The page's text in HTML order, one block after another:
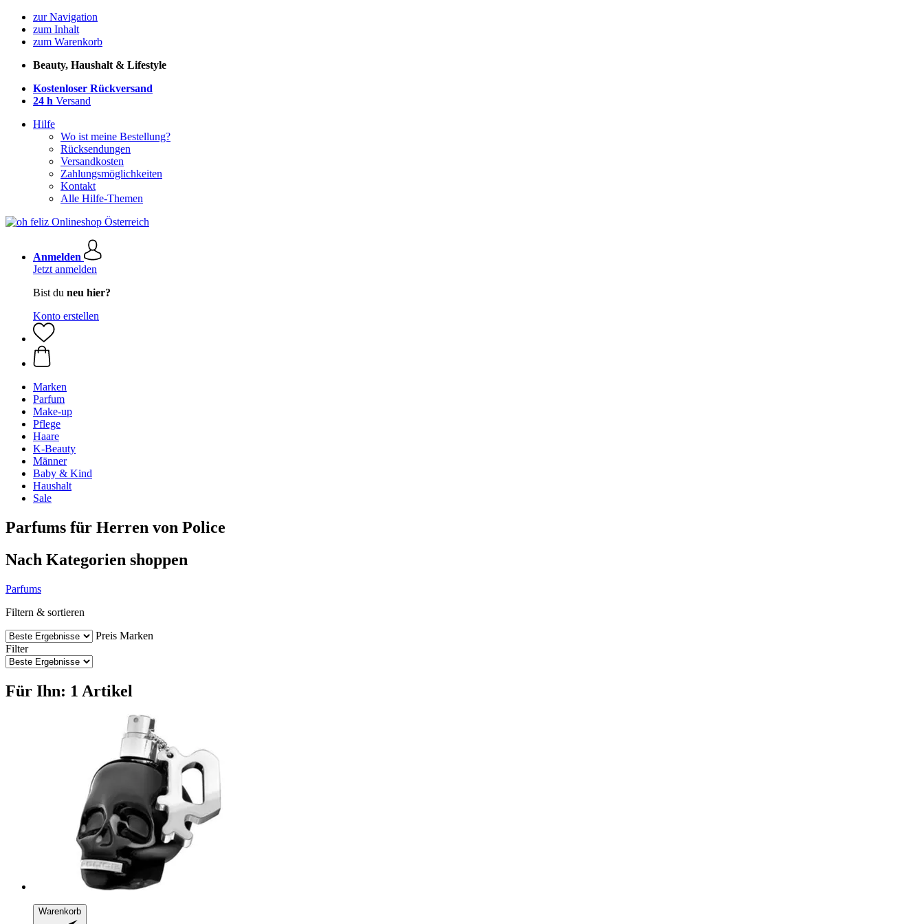
zur Navigation
zum Inhalt
zum Warenkorb
Beauty, Haushalt & Lifestyle
Kostenloser Rückversand
24 h Versand
Hilfe
Wo ist meine Bestellung?
Rücksendungen
Versandkosten
Zahlungsmöglichkeiten
Kontakt
Alle Hilfe-Themen
Anmelden
Jetzt anmelden
Bist du neu hier?
Konto erstellen
Marken
Parfum
Make-up
Pflege
Haare
K-Beauty
Männer
Baby & Kind
Haushalt
Sale
Parfums für Herren von Police
Nach Kategorien shoppen
Parfums
Filtern & sortieren
Preis Marken
Filter
Für Ihn: 1 Artikel
Warenkorb